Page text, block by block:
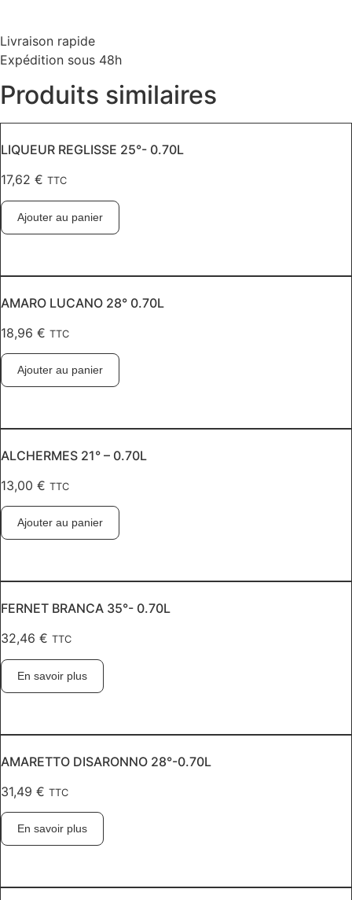
Livraison rapide
Expédition sous 48h
Produits similaires
LIQUEUR REGLISSE 25°- 0.70L
17,62 € TTC
Ajouter au panier
AMARO LUCANO 28° 0.70L
18,96 € TTC
Ajouter au panier
ALCHERMES 21° – 0.70L
13,00 € TTC
Ajouter au panier
FERNET BRANCA 35°- 0.70L
32,46 € TTC
En savoir plus
AMARETTO DISARONNO 28°-0.70L
31,49 € TTC
En savoir plus